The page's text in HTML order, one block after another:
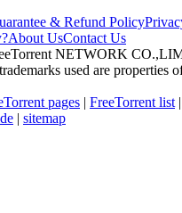
& Refund Policy
About UsContact Us
NETWORK
used are properties
pages | FreeTorrent list |
| sitemap